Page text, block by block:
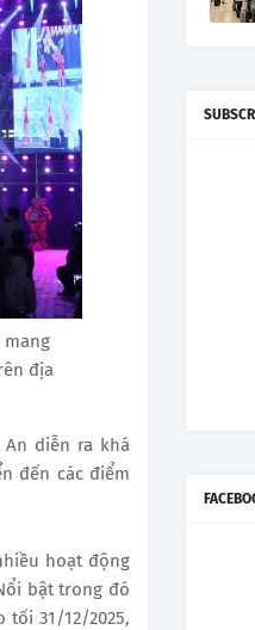
mang
địa
diễn ra khá
đến các điểm
hoạt động
bật trong đó
tối 31/12/2025,